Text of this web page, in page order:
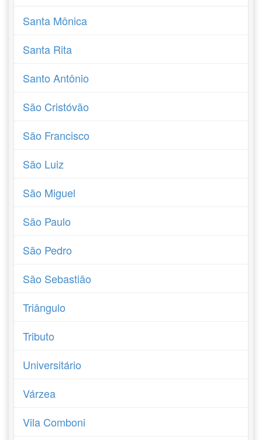
Santa Mônica
Santa Rita
Santo Antônio
São Cristóvão
São Francisco
São Luiz
São Miguel
São Paulo
São Pedro
São Sebastião
Triângulo
Tributo
Universitário
Várzea
Vila Comboni